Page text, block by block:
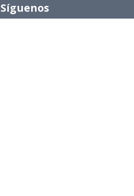
Síguenos